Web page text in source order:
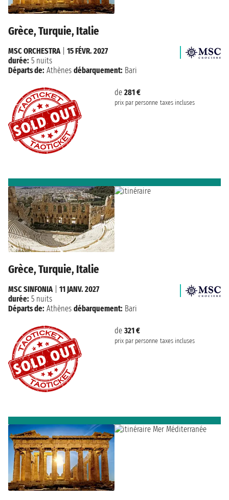
Grèce, Turquie, Italie
de 281 €
prix par personne taxes incluses
MSC ORCHESTRA
15 FÉVR. 2027
durée: 5 nuits
Départs de: Athènes débarquement: Bari
Grèce, Turquie, Italie
de 321 €
prix par personne taxes incluses
MSC SINFONIA| 11 JANV. 2027
durée: 5 nuits
Départs de: Athènes débarquement: Bari